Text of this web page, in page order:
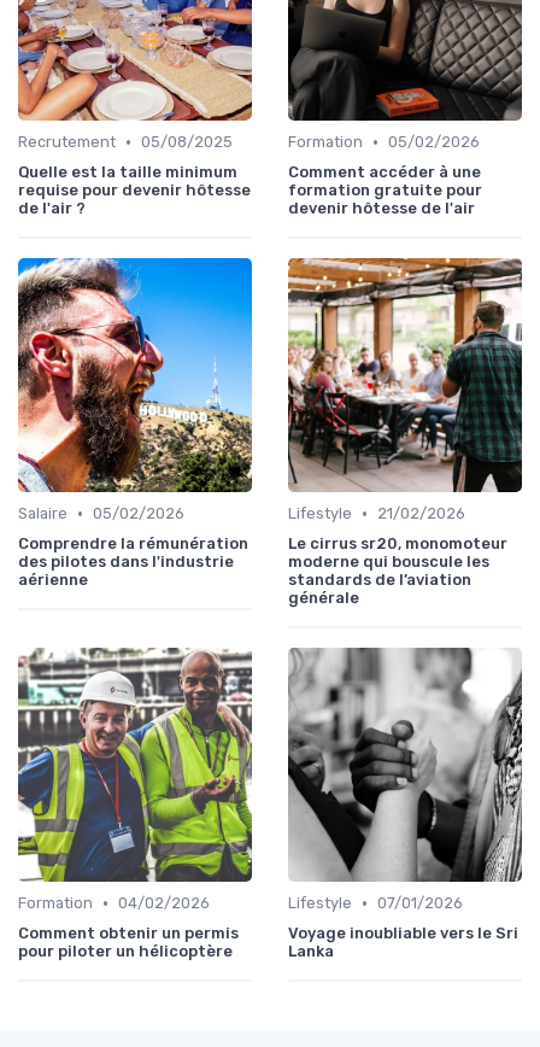
Recrutement • 05/08/2025
Quelle est la taille minimum
requise pour devenir hôtesse
de l'air ?
Formation • 05/02/2026
Comment accéder à une
formation gratuite pour
devenir hôtesse de l'air
Salaire • 05/02/2026
Comprendre la rémunération
des pilotes dans l'industrie
aérienne
Lifestyle •
21/02/2026
Le cirrus sr20, monomoteur
moderne qui bouscule les
standards de l’aviation
générale
Formation • 04/02/2026
Comment obtenir un permis
pour piloter un hélicoptère
Lifestyle • 07/01/2026
Voyage inoubliable vers le Sri
Lanka